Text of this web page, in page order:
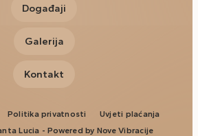
Događaji
Galerija
Kontakt
Politika privatnosti
Uvjeti plaćanja
Lucia - Powered by Nove Vibracije